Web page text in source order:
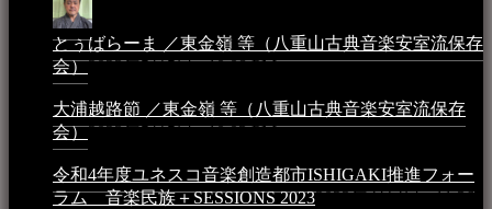
とぅばらーま ／東金嶺 等（八重山古典音楽安室流保存
会）2023年5月5日 - 10:08 PM
大浦越路節 ／東金嶺 等（八重山古典音楽安室流保存
会）2023年5月5日 - 10:03 PM
令和4年度ユネスコ音楽創造都市ISHIGAKI推進フォー
ラム 音楽民族＋SESSIONS 20232023年4月4日 - 11:36